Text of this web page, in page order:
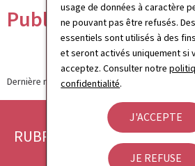
usage de données à caractère
ne pouvant pas être refusés.
essentiels sont utilisés à des
et seront activés uniquement si
acceptez. Consulter notre
confidentialité.
J'ACCEPTE
JE REFUSE
Publications
Dernière modification le23.03.2026
Pied
RUBRIQUES